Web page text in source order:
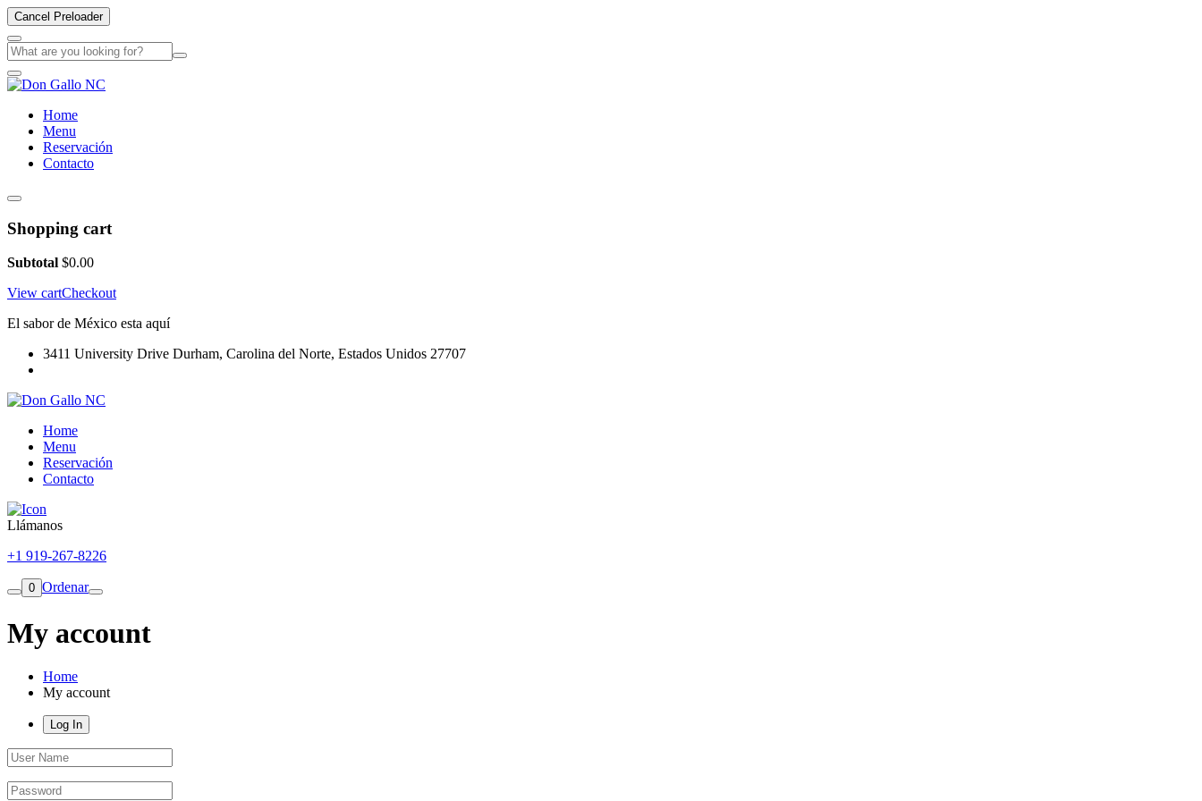
Cancel Preloader
Home
Menu
Reservación
Contacto
Shopping cart
Subtotal $0.00
View cartCheckout
El sabor de México esta aquí
3411 University Drive Durham, Carolina del Norte, Estados Unidos 27707
Home
Menu
Reservación
Contacto
Llámanos
+1 919-267-8226
0 Ordenar
My account
Home
My account
Log In